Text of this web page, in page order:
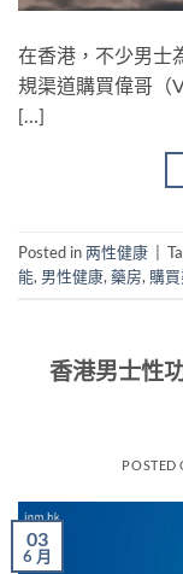
在香港，不少男士
規渠道購買偉哥（
[…]
Posted in两性健康
能, 男性健康,藥房, 購
香港男士性
POSTED
03
6 月